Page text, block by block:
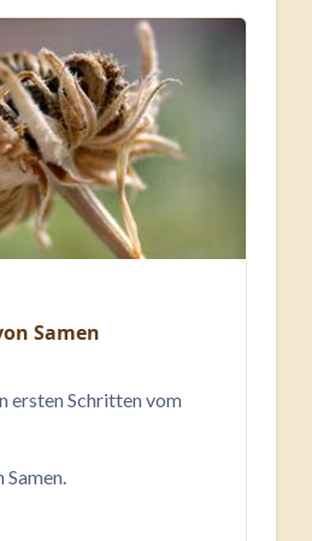
Samen
ersten Schritten vom
Samen.